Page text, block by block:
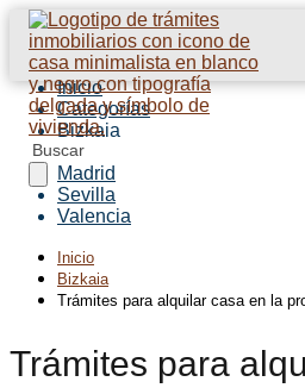
Inicio
Categorías
Bizkaia
Barcelona
Madrid
Sevilla
Valencia
Inicio
Bizkaia
Trámites para alquilar casa en la
Trámites para